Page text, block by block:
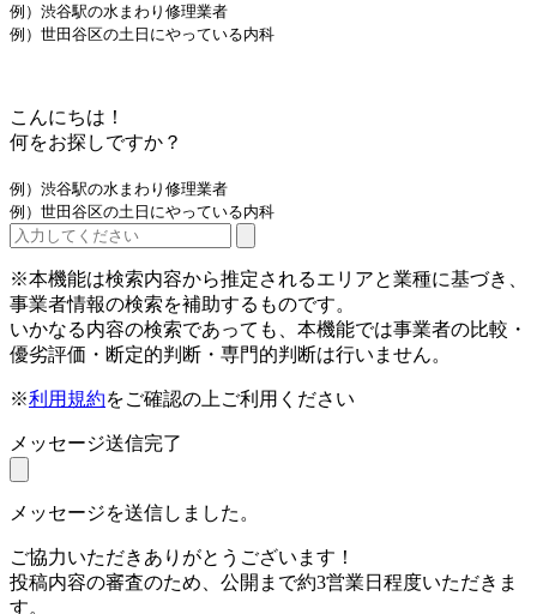
例）渋谷駅の水まわり修理業者
例）世田谷区の土日にやっている内科
こんにちは！
何をお探しですか？
例）渋谷駅の水まわり修理業者
例）世田谷区の土日にやっている内科
※本機能は検索内容から推定されるエリアと業種に基づき、
事業者情報の検索を補助するものです。
いかなる内容の検索であっても、本機能では事業者の比較・
優劣評価・断定的判断・専門的判断は行いません。
※利用規約をご確認の上ご利用ください
メッセージ送信完了
メッセージを送信しました。
ご協力いただきありがとうございます！
投稿内容の審査のため、公開まで約3営業日程度いただきま
す。